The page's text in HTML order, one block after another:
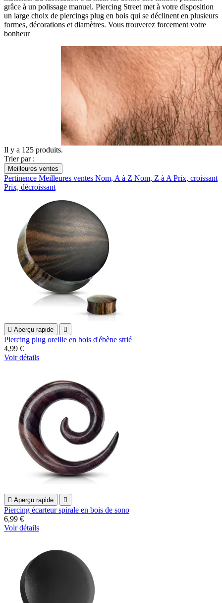
grâce à un polissage manuel. Piercing Street met à votre disposition
un large choix de piercings plug en bois qui se déclinent en plusieurs
formes, décorations et diamètres. Vous trouverez forcement votre
bonheur
Il y a 125 produits.
Trier par :
Meilleures ventes
Pertinence Meilleures ventes Nom, A à Z Nom, Z à A Prix, croissant
Prix, décroissant
 Aperçu rapide 
Piercing plug oreille en bois d'ébène strié
4,99 €
Voir détails
 Aperçu rapide 
Piercing écarteur spirale en bois de sono
6,99 €
Voir détails